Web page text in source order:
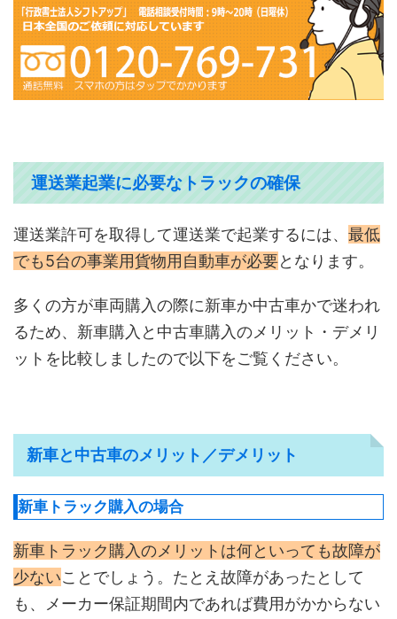
運送業起業に必要なトラックの確保
運送業許可を取得して運送業で起業するには、 最低
でも5台の事業用貨物用自動車が必要となります。
多くの方が車両購入の際に新車か中古車かで迷われ
るため、新車購入と中古車購入のメリット・デメリ
ットを比較しましたので以下をご覧ください。
新車と中古車のメリット／デメリット
新車トラック購入の場合
新車トラック購入のメリットは何といっても故障が
少ないことでしょう。たとえ故障があったとして
も、メーカー保証期間内であれば費用がかからない